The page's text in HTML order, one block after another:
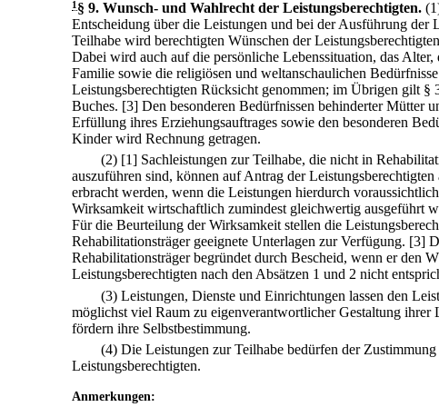
1 § 9. Wunsch- und Wahlrecht der Leistungsberechtigten.
Entscheidung über die Leistungen und bei der Ausführung der
Teilhabe wird berechtigten Wünschen der
Dabei wird auch auf die persönliche Lebenssituation, das Alter,
Familie sowie die religiösen und weltanschaulichen
Leistungsberechtigten Rücksicht genommen; im Übrigen gilt §
Buches. [3] Den besonderen Bedürfnissen behinderter Mütter
Erfüllung ihres Erziehungsauftrages sowie den besonderen
Kinder wird Rechnung getragen.
(2) [1] Sachleistungen zur Teilhabe, die nicht in
auszuführen sind, können auf Antrag der Leistungsberechtigten
erbracht werden, wenn die Leistungen hierdurch
Wirksamkeit wirtschaftlich zumindest gleichwertig ausgeführt
Für die Beurteilung der Wirksamkeit stellen die
Rehabilitationsträger geeignete Unterlagen zur Verfügung. [3]
Rehabilitationsträger begründet durch Bescheid, wenn er den
Leistungsberechtigten nach den Absätzen 1 und 2 nicht
(3) Leistungen, Dienste und Einrichtungen lassen den
möglichst viel Raum zu eigenverantwortlicher Gestaltung ihrer
fördern ihre Selbstbestimmung.
(4) Die Leistungen zur Teilhabe bedürfen der Zustimmung
Leistungsberechtigten.
Anmerkungen: